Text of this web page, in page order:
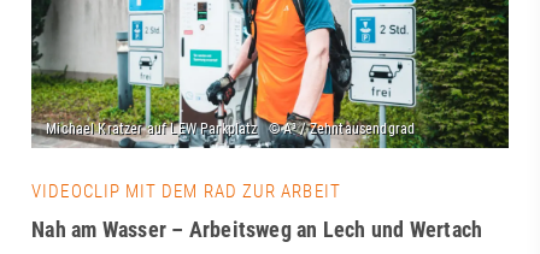
VIDEOCLIP MIT DEM RAD ZUR ARBEIT
Nah am Wasser – Arbeitsweg an Lech und Wertach